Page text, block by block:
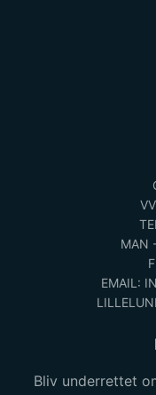
MAN
EMAIL:
Bliv underrettet